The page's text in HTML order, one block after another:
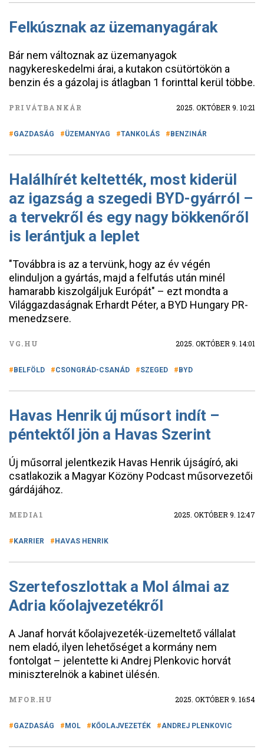
Felkúsznak az üzemanyagárak
Bár nem változnak az üzemanyagok
nagykereskedelmi árai, a kutakon csütörtökön a
benzin és a gázolaj is átlagban 1 forinttal kerül többe.
PRIVÁTBANKÁR 2025. OKTÓBER 9. 10:21
GAZDASÁG ÜZEMANYAG TANKOLÁS BENZINÁR
Halálhírét keltették, most kiderül
az igazság a szegedi BYD-gyárról –
a tervekről és egy nagy bökkenőről
is lerántjuk a leplet
"Továbbra is az a tervünk, hogy az év végén
elinduljon a gyártás, majd a felfutás után minél
hamarabb kiszolgáljuk Európát" – ezt mondta a
Világgazdaságnak Erhardt Péter, a BYD Hungary PR-
menedzsere.
VG.HU 2025. OKTÓBER 9. 14:01
BELFÖLD CSONGRÁD-CSANÁD SZEGED BYD
Havas Henrik új műsort indít –
péntektől jön a Havas Szerint
Új műsorral jelentkezik Havas Henrik újságíró, aki
csatlakozik a Magyar Közöny Podcast műsorvezetői
gárdájához.
MEDIA1 2025. OKTÓBER 9. 12:47
KARRIER HAVAS HENRIK
Szertefoszlottak a Mol álmai az
Adria kőolajvezetékről
A Janaf horvát kőolajvezeték-üzemeltető vállalat
nem eladó, ilyen lehetőséget a kormány nem
fontolgat – jelentette ki Andrej Plenkovic horvát
miniszterelnök a kabinet ülésén.
MFOR.HU 2025. OKTÓBER 9. 16:54
GAZDASÁG MOL KŐOLAJVEZETÉK ANDREJ PLENKOVIC